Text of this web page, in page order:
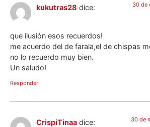
kukutras28 dice: 30 de
que ilusión esos recuerdos!
me acuerdo del de farala,el de chispas
no lo recuerdo muy bien.
Un saludo!
Responder
CrispiTinaa dice: 30 de